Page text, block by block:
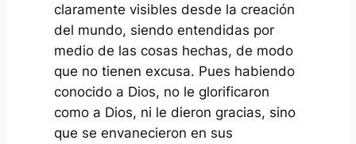
claramente visibles desde la creación
del mundo, siendo entendidas por
medio de las cosas hechas, de modo
que no tienen excusa. Pues habiendo
conocido a Dios, no le glorificaron
como a Dios, ni le dieron gracias, sino
que se envanecieron en sus